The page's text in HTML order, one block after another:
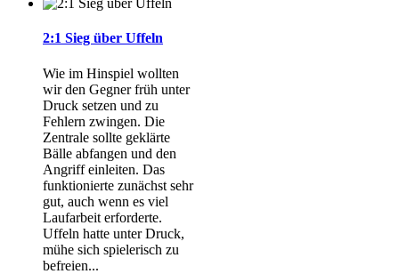
2:1 Sieg über Uffeln
Wie im Hinspiel wollten
wir den Gegner früh unter
Druck setzen und zu
Fehlern zwingen. Die
Zentrale sollte geklärte
Bälle abfangen und den
Angriff einleiten. Das
funktionierte zunächst sehr
gut, auch wenn es viel
Laufarbeit erforderte.
Uffeln hatte unter Druck,
mühe sich spielerisch zu
befreien...